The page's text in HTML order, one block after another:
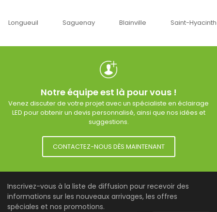
Saguenay Blainville Saint-Hyacinthe Ottawa
Notre équipe est là pour vous !
Venez discuter de votre projet avec un spécialiste en éclairage
LED pour obtenir un devis personnalisé, ainsi que nos idées et
suggestions.
CONTACTEZ-NOUS DÈS MAINTENANT
Inscrivez-vous à la liste de diffusion pour recevoir des
informations sur les nouveaux arrivages, les offres
spéciales et nos promotions.